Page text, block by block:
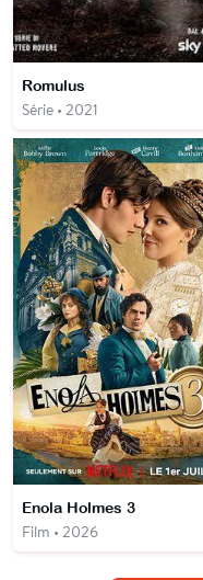
Romulus
Série • 2021
Enola Holmes 3
Film • 2026